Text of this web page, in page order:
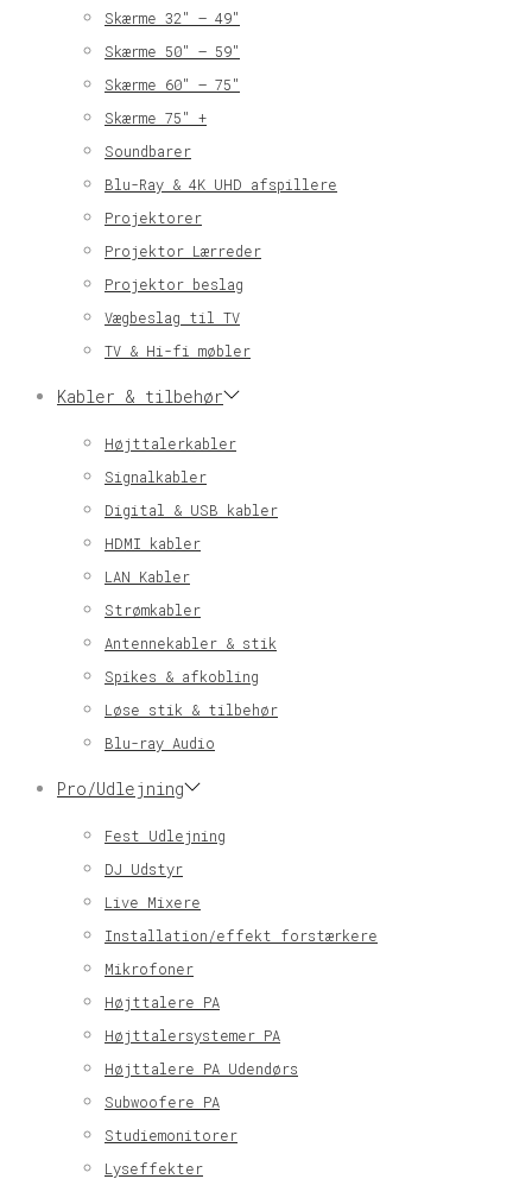
Skærme 32″ – 49″
Skærme 50″ – 59″
Skærme 60″ – 75″
Skærme 75″ +
Soundbarer
Blu-Ray & 4K UHD afspillere
Projektorer
Projektor Lærreder
Projektor beslag
Vægbeslag til TV
TV & Hi-fi møbler
Kabler & tilbehør
Højttalerkabler
Signalkabler
Digital & USB kabler
HDMI kabler
LAN Kabler
Strømkabler
Antennekabler & stik
Spikes & afkobling
Løse stik & tilbehør
Blu-ray Audio
Pro/Udlejning
Fest Udlejning
DJ Udstyr
Live Mixere
Installation/effekt forstærkere
Mikrofoner
Højttalere PA
Højttalersystemer PA
Højttalere PA Udendørs
Subwoofere PA
Studiemonitorer
Lyseffekter